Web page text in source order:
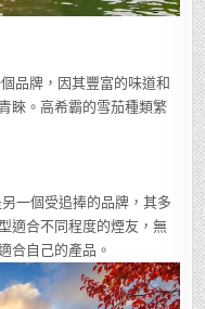
品牌，因其豐富的味道和
睞。高希霸的雪茄種類繁
一個受追捧的品牌，其多
適合不同程度的煙友，無
合自己的產品。